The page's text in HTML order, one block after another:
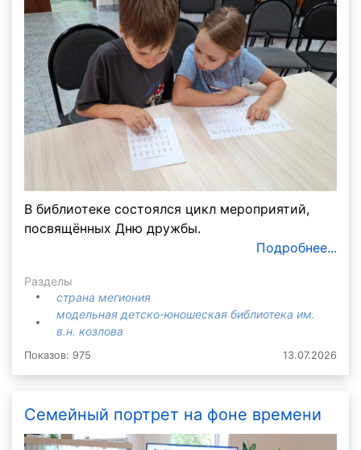
В библиотеке состоялся цикл мероприятий,
посвящённых Дню дружбы.
Подробнее...
Разделы
страна мегиония
модельная детско-юношеская библиотека им.
в.н. козлова
Показов: 975 13.07.2026
Семейный портрет на фоне времени